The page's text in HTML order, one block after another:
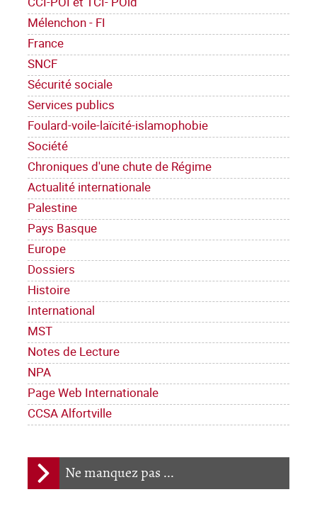
Mélenchon - FI
France
SNCF
Sécurité sociale
Services publics
Foulard-voile-laïcité-islamophobie
Société
Chroniques d'une chute de Régime
Actualité internationale
Palestine
Pays Basque
Europe
Dossiers
Histoire
International
MST
Notes de Lecture
NPA
Page Web Internationale
CCSA Alfortville
Ne manquez pas ...